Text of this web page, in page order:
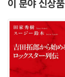
이 분야 신상품